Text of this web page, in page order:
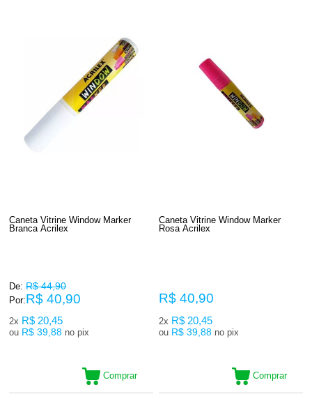
Caneta Vitrine Window Marker
Branca Acrilex
De: R$ 44,90
Por:R$ 40,90
2x R$ 20,45
ou R$ 39,88 no pix
Comprar
Caneta Vitrine Window Marker
Rosa Acrilex
R$ 40,90
2x R$ 20,45
ou R$ 39,88 no pix
Comprar